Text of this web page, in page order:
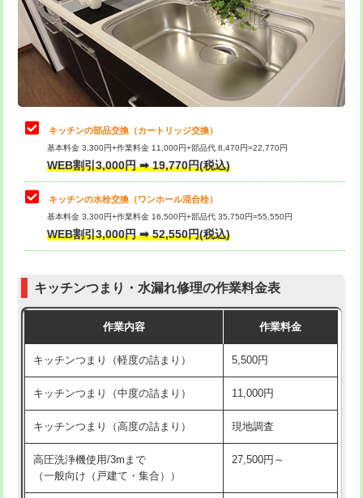
給水管工事※（保温材使用（バンド止
め込み）)
5,500円
給水管工事※（土の掘削・埋め戻し作
11,000円
給水管工事※（塩ビ管（VP・HI）使
用/3ｍまで)
給水管工事※（塩ビ管（VP・HI）使
用（追加）/3ｍ超え)
給水管工事※（ライニング鋼管・銅
管・ポリ管・HT管使用/3ｍまで)
44,000円
管・ポリ管・HT管使用/3ｍ超え)
排水管工事（土の掘削・埋め戻し作
11,000円~
排水管工事（排水管工事/3ｍまで） 55,000円
排水管工事（追加 排水管工事/3ｍ超
+11,000円
マス交換（土の掘削・埋め戻し作業）
マス交換（深さ50㎝未満）
桝清掃 8,800円
止水・漏水調査・防水処理・清掃・修
理・調整・分解・加工など（軽作業）
11,000円
止水・漏水調査・防水処理・清掃・修
理・調整・分解・加工など（中作業）
22,000円
止水・漏水調査・防水処理・清掃・修
理・調整・分解・加工など（重作業）
33,000円
お風呂タンク脱着
その他部品の脱着
式・ワンホール）)
交換・取付(排水栓・排水トラップ
22,000円+材料費
持込商品取付（単水栓）
キッチンの部品交換（カートリッジ交換）
基本料金 3,300円+作業料金 11,000円+部品代 8,470円=22,770円
WEB割引3,000円 ➡ 19,770円(税込)
キッチンの水栓交換（ワンホール混合栓）
基本料金 3,300円+作業料金 16,500円+部品代 35,750円=55,550円
WEB割引3,000円 ➡ 52,550円(税込)
キッチンつまり・水漏れ修理の作業料金表
作業内容 作業料金
キッチンつまり（軽度の詰まり） 5,500円
キッチンつまり（中度の詰まり） 11,000円
キッチンつまり（高度の詰まり） 現地調査
高圧洗浄機使用/3mまで
（一般向け（戸建て・集合））
27,500円～